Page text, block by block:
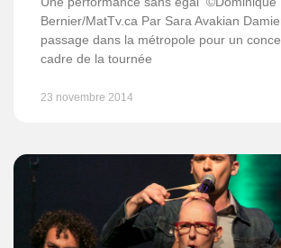
Bernier/MatTv.ca Par Sara Avakian
passage dans la métropole pour un
cadre de la tournée
23 novembre 2014